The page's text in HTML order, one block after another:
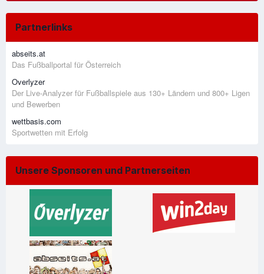
Partnerlinks
abseits.at
Das Fußballportal für Österreich
Overlyzer
Der Live-Analyzer für Fußballspiele aus 130+ Ländern und 800+ Ligen
und Bewerben
wettbasis.com
Sportwetten mit Erfolg
Unsere Sponsoren und Partnerseiten